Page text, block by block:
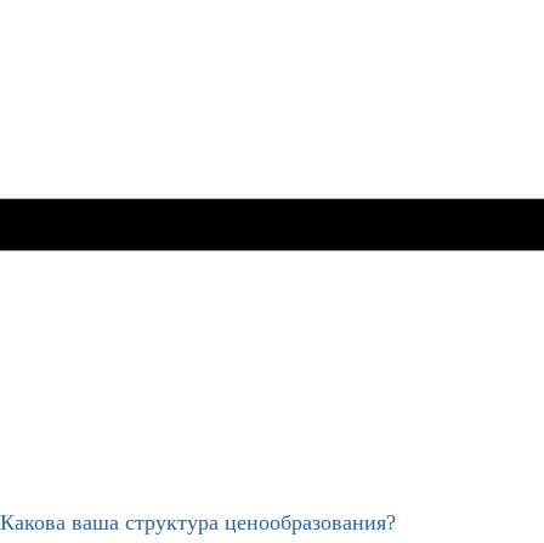
Какова ваша структура ценообразования?